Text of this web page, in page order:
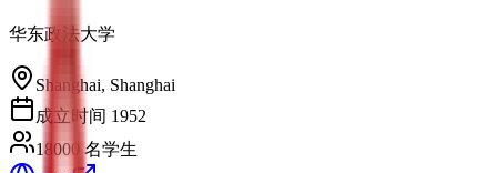
华东政法大学
Shanghai, Shanghai
成立时间 1952
18000 名学生